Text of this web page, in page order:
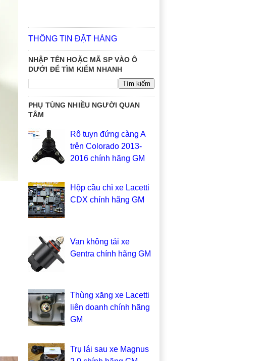
THÔNG TIN ĐẶT HÀNG
NHẬP TÊN HOẶC MÃ SP VÀO Ô
DƯỚI ĐỂ TÌM KIẾM NHANH
PHỤ TÙNG NHIỀU NGƯỜI QUAN
TÂM
Rô tuyn đứng càng A
trên Colorado 2013-
2016 chính hãng GM
Hộp cầu chì xe Lacetti
CDX chính hãng GM
Van không tải xe
Gentra chính hãng GM
Thùng xăng xe Lacetti
liên doanh chính hãng
GM
Trụ lái sau xe Magnus